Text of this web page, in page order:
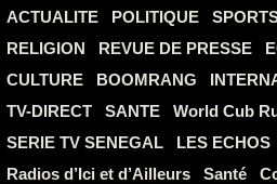
ACTUALITE POLITIQUE
RELIGION
REVUE DE PRESSE
CULTURE
BOOMRANG
TV-DIRECT
SANTE
World Cub
SERIE TV SENEGAL
LES ECHOS
Radios d’Ici et d’Ailleurs
Santé